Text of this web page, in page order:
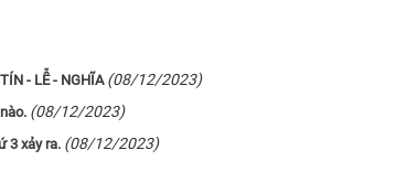
- LỄ - NGHĨA (08/12/2023)
(08/12/2023)
3 xảy ra. (08/12/2023)